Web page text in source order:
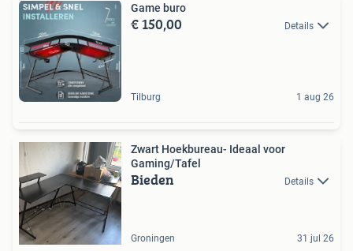
Game buro
€ 150,00 Details
Tilburg 1 aug 26
Zwart Hoekbureau- Ideaal voor
Gaming/Tafel
Bieden Details
Groningen 31 jul 26